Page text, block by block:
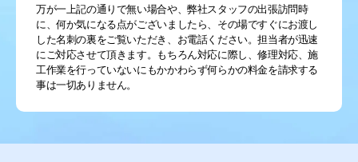
万が一上記の通りで無い場合や、弊社スタッフの出張訪問時
に、何か気になる点がございましたら、その場ですぐにお渡し
した名刺の裏をご覧いただき、お電話ください。担当者が迅速
にご対応させて頂きます。もちろん対応に際し、修理対応、施
工作業を行っていないにもかかわらず何らかの料金を請求する
事は一切ありません。